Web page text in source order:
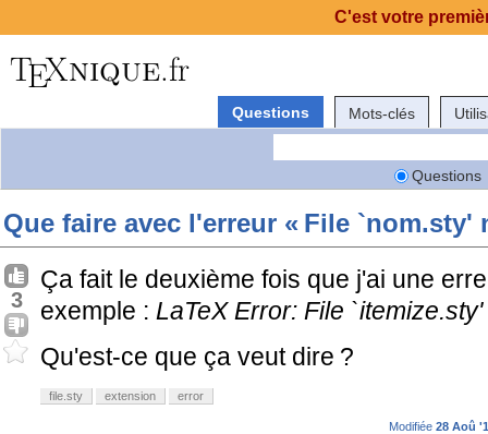
Questions Mots-clés
Questions
Que faire avec l'erreur « File `nom.sty'
3
Ça fait le deuxième fois que j'ai une
exemple : LaTeX Error: File
Qu'est-ce que ça veut dire ?
file.sty extension error
Modifiée 28 Aoû
C'est votre